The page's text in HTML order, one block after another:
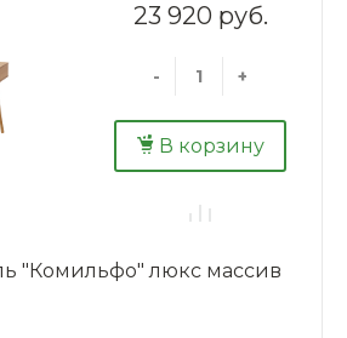
23 920 руб.
- +
В корзину
"Комильфо" люкс массив